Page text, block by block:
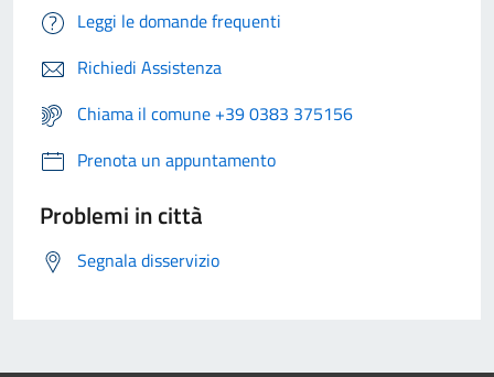
Leggi le domande frequenti
Richiedi Assistenza
Chiama il comune +39 0383 375156
Prenota un appuntamento
Problemi in città
Segnala disservizio